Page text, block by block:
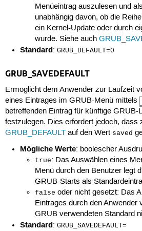
Menüeintrag auszulesen und
unabhängig davon, ob die
ein Kernel-Update oder durch
wurde. Siehe auch
Standard:GRUB_DEFAULT=0
GRUB_SAVEDEFAULT
Ermöglicht dem Anwender zur Laufzeit
eines Eintrages im GRUB-Menü mittels
betreffenden Eintrag für künftige GRUB-
festzulegen. Dies erfordert jedoch, dass
GRUB_DEFAULTauf den Wert saved
Mögliche Werte: boolescher
true: Das Auswählen eines
Menü durch den Benutzer legt
GRUB-Starts als
false oder nicht gesetzt: Das
Eintrages durch den Anwender
GRUB verwendeten Standard
Standard:GRUB_SAVEDEFAULT=